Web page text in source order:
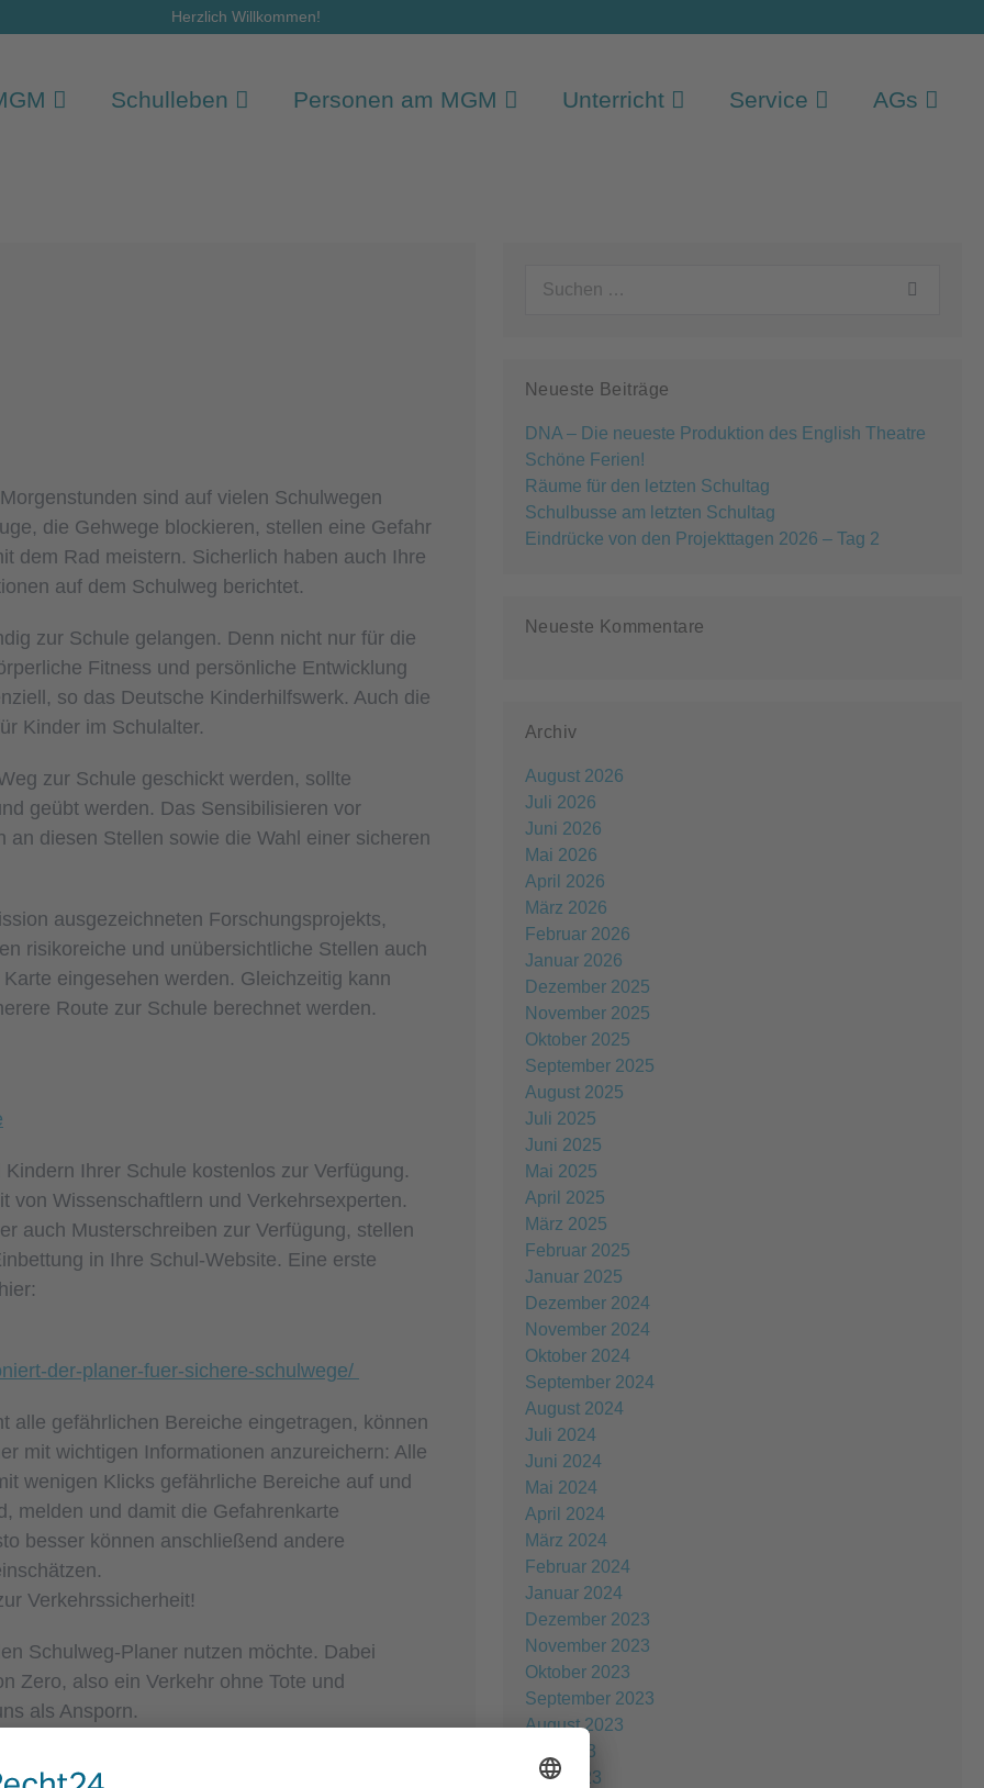
Herzlich Willkommen!
Schulleben Personen am MGM Unterricht Service AGs
sind auf vielen Schulwegen
die Gehwege blockieren, stellen eine Gefahr
dem Rad meistern. Sicherlich haben auch Ihre
auf dem Schulweg berichtet.
zur Schule gelangen. Denn nicht nur für die
Fitness und persönliche Entwicklung
so das Deutsche Kinderhilfswerk. Auch die
Kinder im Schulalter.
zur Schule geschickt werden, sollte
geübt werden. Das Sensibilisieren vor
diesen Stellen sowie die Wahl einer sicheren
ausgezeichneten Forschungsprojekts,
risikoreiche und unübersichtliche Stellen auch
eingesehen werden. Gleichzeitig kann
Route zur Schule berechnet werden.
Ihrer Schule kostenlos zur Verfügung.
von Wissenschaftlern und Verkehrsexperten.
auch Musterschreiben zur Verfügung, stellen
in Ihre Schul-Website. Eine erste
der-planer-fuer-sichere-schulwege/
alle gefährlichen Bereiche eingetragen, können
mit wichtigen Informationen anzureichern: Alle
wenigen Klicks gefährliche Bereiche auf und
melden und damit die Gefahrenkarte
besser können anschließend andere
Verkehrssicherheit!
Schulweg-Planer nutzen möchte. Dabei
Zero, also ein Verkehr ohne Tote und
als Ansporn.
Kontaktperson aus Ihrem Haus jederzeit
Neueste Beiträge
DNA – Die neueste Produktion des English Theatre
Schöne Ferien!
Räume für den letzten Schultag
Schulbusse am letzten Schultag
Eindrücke von den Projekttagen 2026 – Tag 2
Neueste Kommentare
Archiv
August 2026
Juli 2026
Juni 2026
Mai 2026
April 2026
März 2026
Februar 2026
Januar 2026
Dezember 2025
November 2025
Oktober 2025
September 2025
August 2025
Juli 2025
Juni 2025
Mai 2025
April 2025
März 2025
Februar 2025
Januar 2025
Dezember 2024
November 2024
Oktober 2024
September 2024
August 2024
Juli 2024
Juni 2024
Mai 2024
April 2024
März 2024
Februar 2024
Januar 2024
Dezember 2023
November 2023
Oktober 2023
September 2023
August 2023
Juli 2023
Juni 2023